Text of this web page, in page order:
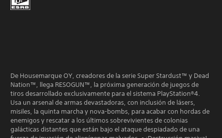
De Housemarque OY, creadores de la serie Super Stardust™ y Dead
Nation™, llega RESOGUN™, la próxima generación de juegos de
tiros desarrollado exclusivamente para el sistema PlayStation®4.
Usa un arsenal de armas devastadoras, con inclusión de lásers,
misiles, la quinta marcha y nova-bombs, para acabar con hordas de
enemigos y rescatar a los últimos sobrevivientes de colonias
galácticas distantes que están bajo el ataque despiadado de una